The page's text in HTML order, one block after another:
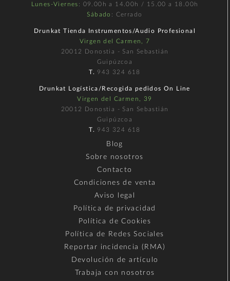
Lunes-Viernes : 09.00h a 14.00h / 15.00 a 18.00h
Sábado : Cerrado
Drunkat Tienda Instrumentos/Audio Profesional
Virgen del Carmen, 7
20012 Donostia - San Sebastián
Guipúzcoa
T. 943 324 618
Drunkat Logística/Recogida pedidos On Line
Virgen del Carmen, 39
20012 Donostia - San Sebastián
Guipúzcoa
T. 943 324 618
Blog
Sobre nosotros
Contacto
Condiciones de venta
Aviso legal
Política de privacidad
Política de Cookies
Política de Redes Sociales
Reportar incidencia (RMA)
Devolución de artículo
Trabaja con nosotros